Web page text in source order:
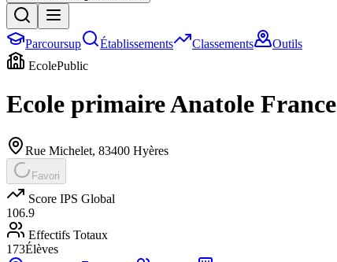
Parcoursup Établissements Classements
Outils
EcolePublic
Ecole primaire Anatole France
Rue Michelet, 83400 Hyères
Favori
Score IPS Global
106.9
Effectifs Totaux
173Élèves